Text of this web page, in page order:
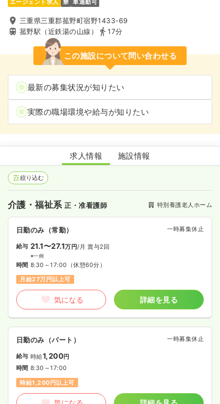
エージェント求人 寮 車通勤可
三重県三重郡菰野町宿野1433-69
菰野駅（近鉄湯の山線）
17分
この施設について問い合わせる
最新の募集状況が知りたい
実際の職場環境や給与が知りたい
特別養護老人ホーム菰野聖十字の家
求人情報 施設情報
絞り込む
介護・福祉系正・准看護師 特別養護老人ホーム
日勤のみ（常勤） 一時募集休止
給与 21.1〜27.1万円/月 賞与2回
※一例
時間 8:30～17:00 （休憩60分）
月給27万円以上可
気になる 詳細を見る
日勤のみ（パート） 一時募集休止
給与 時給1,200円
時間 8:30～17:00
時給1,200円以上可